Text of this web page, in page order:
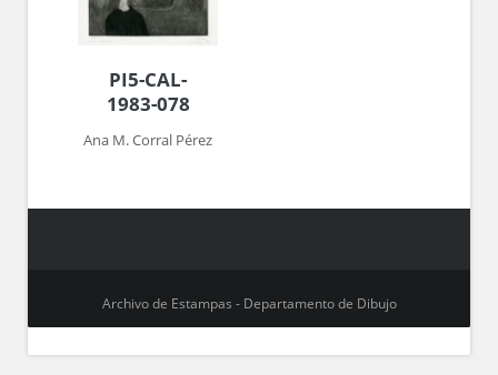
PI5-CAL-
1983-078
Ana M. Corral Pérez
Archivo de Estampas - Departamento de Dibujo